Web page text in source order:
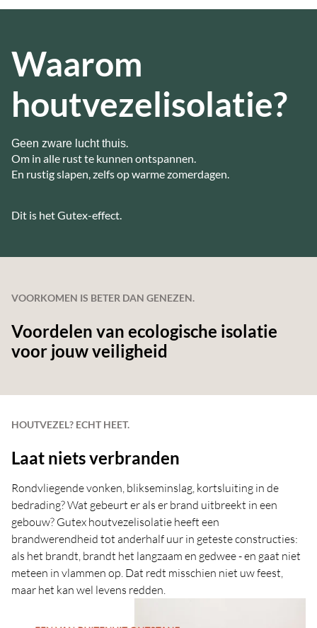
Waarom
houtvezelisolatie?
Geen zware lucht thuis.
Om in alle rust te kunnen ontspannen.
En rustig slapen, zelfs op warme zomerdagen.
Dit is het Gutex-effect.
VOORKOMEN IS BETER DAN GENEZEN.
Voordelen van ecologische isolatie
voor jouw veiligheid
HOUTVEZEL? ECHT HEET.
Laat niets verbranden
Rondvliegende vonken, blikseminslag, kortsluiting in de
bedrading? Wat gebeurt er als er brand uitbreekt in een
gebouw? Gutex houtvezelisolatie heeft een
brandwerendheid tot anderhalf uur in geteste constructies:
als het brandt, brandt het langzaam en gedwee - en gaat niet
meteen in vlammen op. Dat redt misschien niet uw feest,
maar het kan wel levens redden.